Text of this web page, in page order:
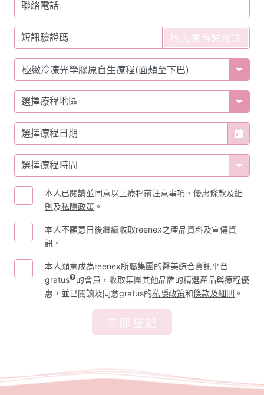
聯絡電話
短訊驗證碼 按此獲得驗證碼
選擇療程地區
選擇療程日期
選擇療程時間
本人已閱讀並同意以上療程前注意事項 、優惠條款及細
則及私隱政策 。
本人不願意日後繼續收取reenex之產品資料及宣傳資
訊。
本人願意成為reenex所屬集團的醫美綜合資訊平台
gratus
的會員，收取集團其他品牌的精選產品與療程優
惠，並已閱讀及同意gratus的私隱政策和條款及細則 。
立即登記